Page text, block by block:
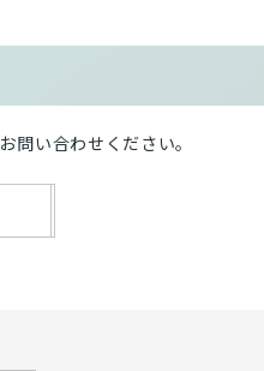
問い合わせください。